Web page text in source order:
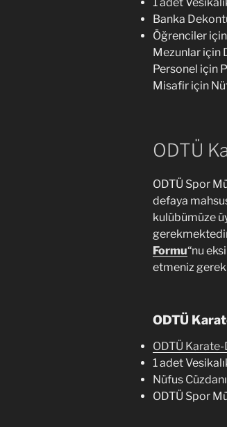
Banka
Öğrenciler
Mezunlar için
Personel için
Misafir için
ODTÜ
ODTÜ Spor
defaya
kulübümüze
Formu“nu
etmeniz
ODTÜ
ODTÜ
1 adet
Nüfus
ODTÜ Spor